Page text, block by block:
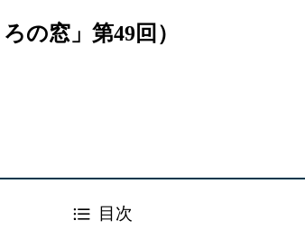
の窓」第49回）
目次